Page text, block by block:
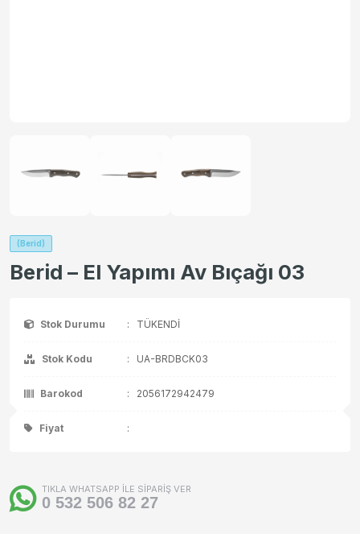
(Berid)
Berid – El Yapımı Av Bıçağı 03
Stok Durumu : TÜKENDİ
Stok Kodu : UA-BRDBCK03
Barokod : 2056172942479
Fiyat :
TIKLA WHATSAPP İLE SİPARİŞ VER
0 532 506 82 27